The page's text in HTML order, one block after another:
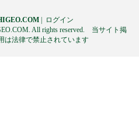
|
ログイン
All rights reserved. 当サイト掲
は法律で禁止されています